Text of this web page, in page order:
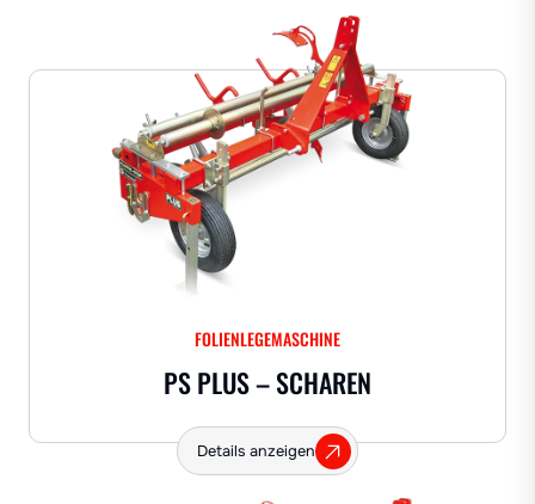
FOLIENLEGEMASCHINE
PS PLUS – SCHAREN
Details anzeigen